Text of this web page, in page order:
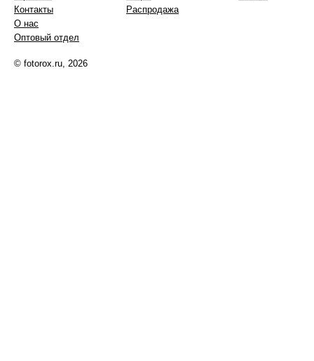
Контакты
О нас
Оптовый отдел
Распродажа
© fotorox.ru, 2026